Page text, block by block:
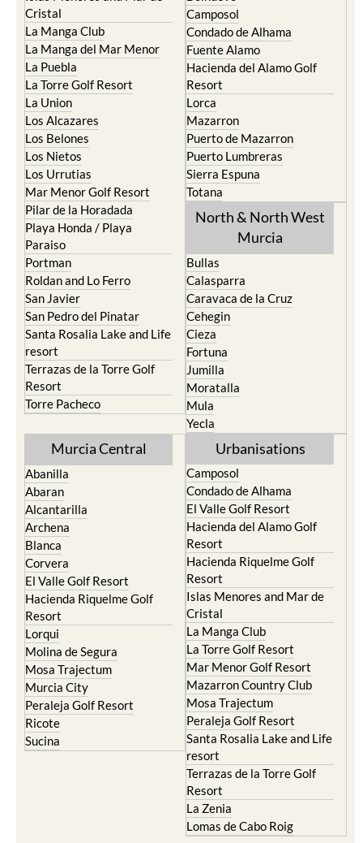
El Carmoli
Islas Menores and Mar de
Cristal
La Manga Club
La Manga del Mar Menor
La Puebla
La Torre Golf Resort
La Union
Los Alcazares
Los Belones
Los Nietos
Los Urrutias
Mar Menor Golf Resort
Pilar de la Horadada
Playa Honda / Playa
Paraiso
Portman
Roldan and Lo Ferro
San Javier
San Pedro del Pinatar
Santa Rosalia Lake and Life
resort
Terrazas de la Torre Golf
Resort
Torre Pacheco
Alhama de Murcia
Bolnuevo
Camposol
Condado de Alhama
Fuente Alamo
Hacienda del Alamo Golf
Resort
Lorca
Mazarron
Puerto de Mazarron
Puerto Lumbreras
Sierra Espuna
Totana
North & North West
Bullas
Calasparra
Caravaca de la Cruz
Cehegin
Cieza
Fortuna
Jumilla
Moratalla
Mula
Murcia Central
Abanilla
Abaran
Alcantarilla
Archena
Blanca
Corvera
El Valle Golf Resort
Hacienda Riquelme Golf
Resort
Lorqui
Molina de Segura
Mosa Trajectum
Murcia City
Peraleja Golf Resort
Ricote
Urbanisations
Camposol
Condado de Alhama
El Valle Golf Resort
Hacienda del Alamo Golf
Resort
Hacienda Riquelme Golf
Resort
Islas Menores and Mar de
Cristal
La Manga Club
La Torre Golf Resort
Mar Menor Golf Resort
Mazarron Country Club
Mosa Trajectum
Peraleja Golf Resort
Santa Rosalia Lake and Life
resort
Terrazas de la Torre Golf
Resort
La Zenia